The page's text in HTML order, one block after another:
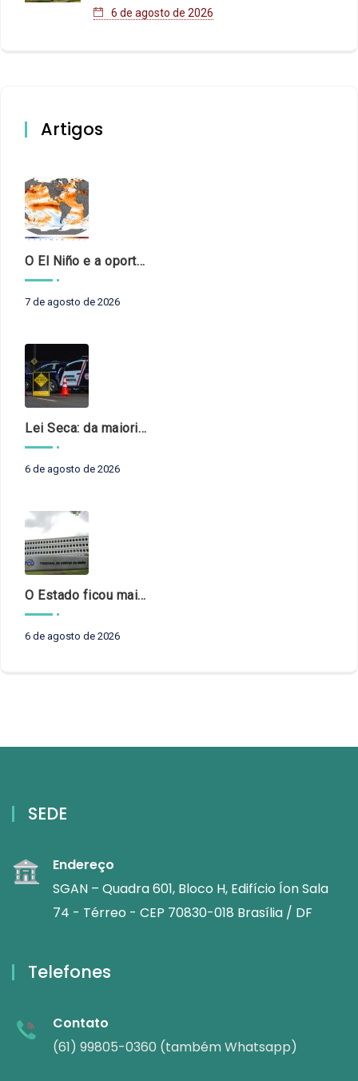
6 de agosto de 2026
Artigos
O El Niño e a oportunidade de fortalecer o controle externo das políticas climáticas
7 de agosto de 2026
Lei Seca: da maioridade à maturidade
6 de agosto de 2026
O Estado ficou mais complexo. O controle precisa acompanhar
6 de agosto de 2026
SEDE
Endereço
SGAN – Quadra 601, Bloco H, Edifício Íon Sala
74 - Térreo - CEP 70830-018 Brasília / DF
Telefones
Contato
(61) 99805-0360 (também Whatsapp)